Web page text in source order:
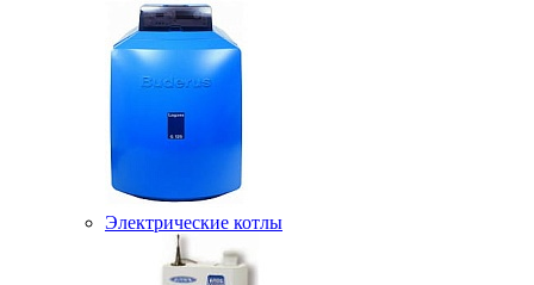
Электрические котлы